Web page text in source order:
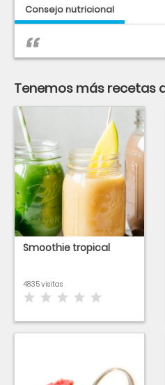
Consejo nutricional
Tenemos más recetas
Smoothie tropical
4835 visitas